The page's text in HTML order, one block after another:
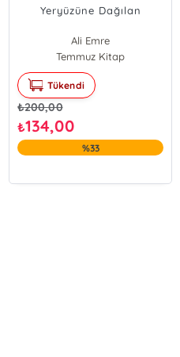
Yeryüzüne Dağılan
Ali Emre
Temmuz Kitap
Tükendi
₺200,00
₺134,00
%33